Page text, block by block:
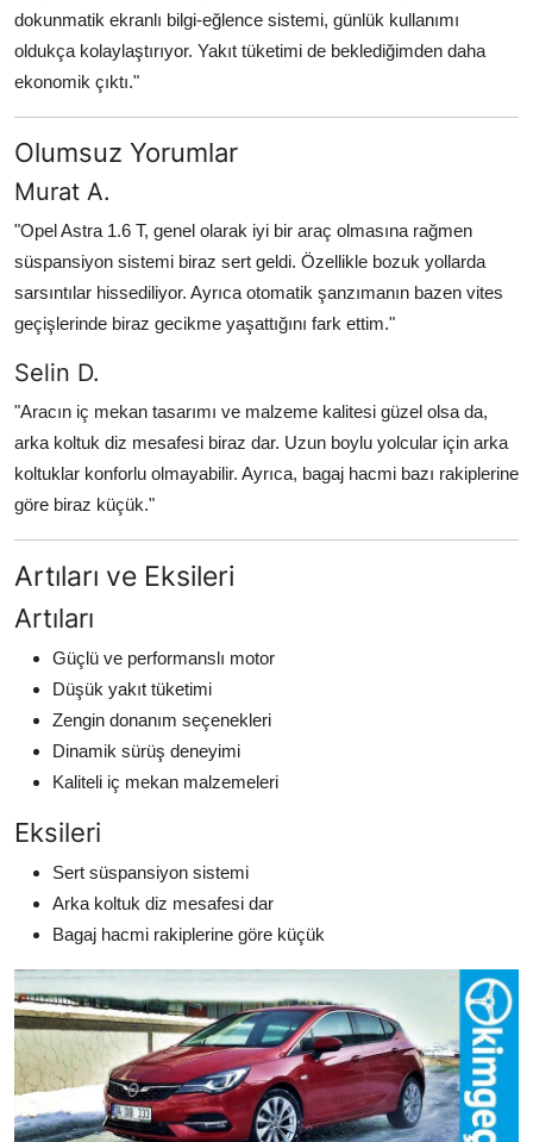
dokunmatik ekranlı bilgi-eğlence sistemi, günlük kullanımı
oldukça kolaylaştırıyor. Yakıt tüketimi de beklediğimden daha
ekonomik çıktı."
Olumsuz Yorumlar
Murat A.
"Opel Astra 1.6 T, genel olarak iyi bir araç olmasına rağmen
süspansiyon sistemi biraz sert geldi. Özellikle bozuk yollarda
sarsıntılar hissediliyor. Ayrıca otomatik şanzımanın bazen vites
geçişlerinde biraz gecikme yaşattığını fark ettim."
Selin D.
"Aracın iç mekan tasarımı ve malzeme kalitesi güzel olsa da,
arka koltuk diz mesafesi biraz dar. Uzun boylu yolcular için arka
koltuklar konforlu olmayabilir. Ayrıca, bagaj hacmi bazı rakiplerine
göre biraz küçük."
Artıları ve Eksileri
Artıları
Güçlü ve performanslı motor
Düşük yakıt tüketimi
Zengin donanım seçenekleri
Dinamik sürüş deneyimi
Kaliteli iç mekan malzemeleri
Eksileri
Sert süspansiyon sistemi
Arka koltuk diz mesafesi dar
Bagaj hacmi rakiplerine göre küçük